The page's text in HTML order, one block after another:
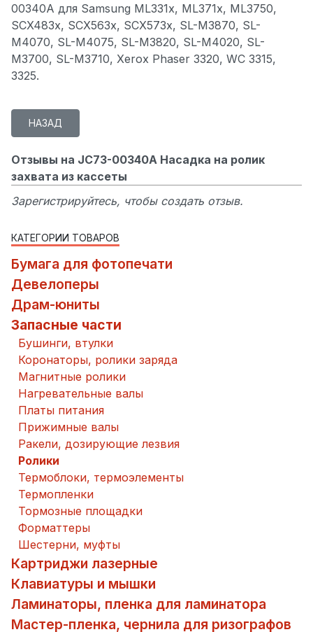
00340A для Samsung ML331x, ML371x, ML3750,
SCX483x, SCX563x, SCX573x, SL-M3870, SL-
M4070, SL-M4075, SL-M3820, SL-M4020, SL-
M3700, SL-M3710, Xerox Phaser 3320, WC 3315,
3325.
Отзывы на JC73-00340A Насадка на ролик
захвата из кассеты
Зарегистрируйтесь, чтобы создать отзыв.
КАТЕГОРИИ ТОВАРОВ
Бумага для фотопечати
Девелоперы
Драм-юниты
Запасные части
Бушинги, втулки
Коронаторы, ролики заряда
Магнитные ролики
Нагревательные валы
Платы питания
Прижимные валы
Ракели, дозирующие лезвия
Ролики
Термоблоки, термоэлементы
Термопленки
Тормозные площадки
Форматтеры
Шестерни, муфты
Картриджи лазерные
Клавиатуры и мышки
Ламинаторы, пленка для ламинатора
Мастер-пленка, чернила для ризографов